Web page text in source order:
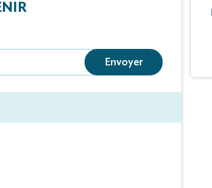
de Bourgneuf à Vierzon.
et témoignages sur ce site.
Envoyer